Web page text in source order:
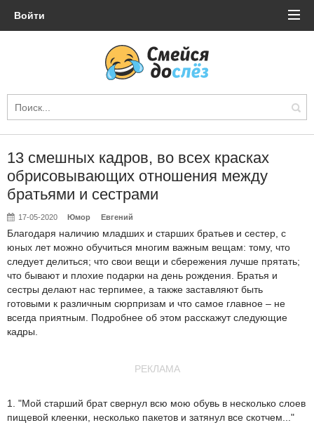
Войти
13 смешных кадров, во всех красках
обрисовывающих отношения между
братьями и сестрами
17-05-2020 Юмор Евгений
Благодаря наличию младших и старших братьев и сестер, с
юных лет можно обучиться многим важным вещам: тому, что
следует делиться; что свои вещи и сбережения лучше прятать;
что бывают и плохие подарки на день рождения. Братья и
сестры делают нас терпимее, а также заставляют быть
готовыми к различным сюрпризам и что самое главное – не
всегда приятным. Подробнее об этом расскажут следующие
кадры.
РЕКЛАМА
1. "Мой старший брат свернул всю мою обувь в несколько слоев
пищевой клеенки, несколько пакетов и затянул все скотчем..."